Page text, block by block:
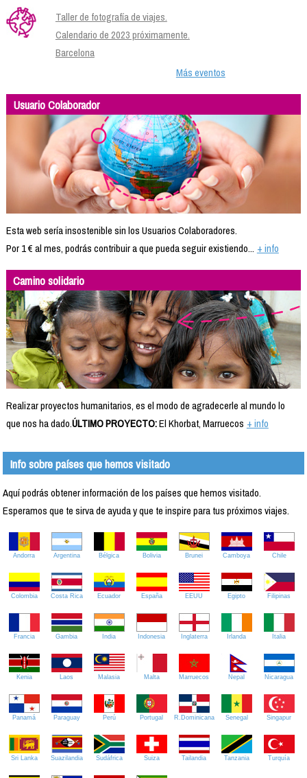
Taller de fotografía de viajes.
Calendario de 2023 próximamente.
Barcelona
Más eventos
Usuario Colaborador
Esta web sería insostenible sin los Usuarios Colaboradores.
Por 1 € al mes, podrás contribuir a que pueda seguir existiendo... + info
Camino solidario
Realizar proyectos humanitarios, es el modo de agradecerle al mundo lo
que nos ha dado.ÚLTIMO PROYECTO:El Khorbat, Marruecos + info
Info sobre países que hemos visitado
Aquí podrás obtener información de los países que hemos visitado.
Esperamos que te sirva de ayuda y que te inspire para tus próximos viajes.
Andorra Argentina Bélgica Bolivia Brunei Camboya Chile
Colombia Costa Rica Ecuador España EEUU Egipto Filipinas
Francia Gambia India Indonesia Inglaterra Irlanda Italia
Kenia Laos Malasia Malta Marruecos Nepal Nicaragua
Panamá Paraguay Perú Portugal R.Dominicana Senegal Singapur
Sri Lanka Suazilandia Sudáfrica Suiza Tailandia Tanzania Turquía